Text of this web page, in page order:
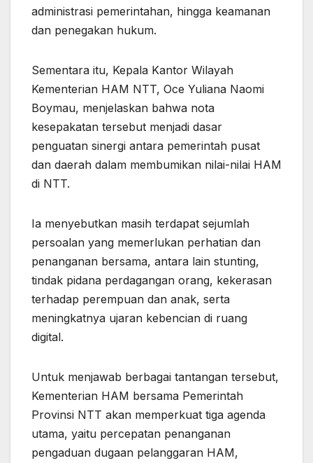
administrasi pemerintahan, hingga keamanan
dan penegakan hukum.
Sementara itu, Kepala Kantor Wilayah
Kementerian HAM NTT, Oce Yuliana Naomi
Boymau, menjelaskan bahwa nota
kesepakatan tersebut menjadi dasar
penguatan sinergi antara pemerintah pusat
dan daerah dalam membumikan nilai-nilai HAM
di NTT.
Ia menyebutkan masih terdapat sejumlah
persoalan yang memerlukan perhatian dan
penanganan bersama, antara lain stunting,
tindak pidana perdagangan orang, kekerasan
terhadap perempuan dan anak, serta
meningkatnya ujaran kebencian di ruang
digital.
Untuk menjawab berbagai tantangan tersebut,
Kementerian HAM bersama Pemerintah
Provinsi NTT akan memperkuat tiga agenda
utama, yaitu percepatan penanganan
pengaduan dugaan pelanggaran HAM,